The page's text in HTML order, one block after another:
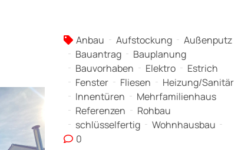
Anbau Aufstockung
Außenputz
Bauantrag
Bauplanung
Bauvorhaben
Elektro
Estrich
Fenster
Fliesen
Heizung/Sanitär
Innentüren
Mehrfamilienhaus
Referenzen
Rohbau
schlüsselfertig
Wohnhausbau
0